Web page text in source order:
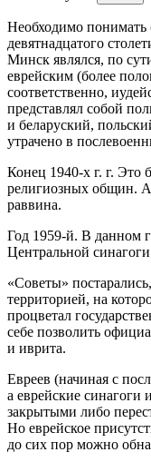
Необходимо понимать
девятнадцатого
Минск являлся, по
еврейским (более
соответственно,
представлял собой
и беларуский,
утрачено в
Конец 1940-х г. г. Это
религиозных общин.
раввина.
Год 1959-й. В данном
Центральной
«Советы»
территорией, на
процветал
себе позволить
и иврита.
Евреев (начиная с
а еврейские синагоги
закрытыми либо
Но еврейское
до сих пор можно